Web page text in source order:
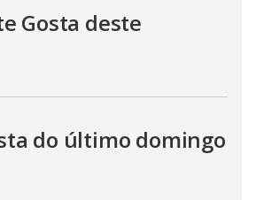
Gosta deste
do último domingo